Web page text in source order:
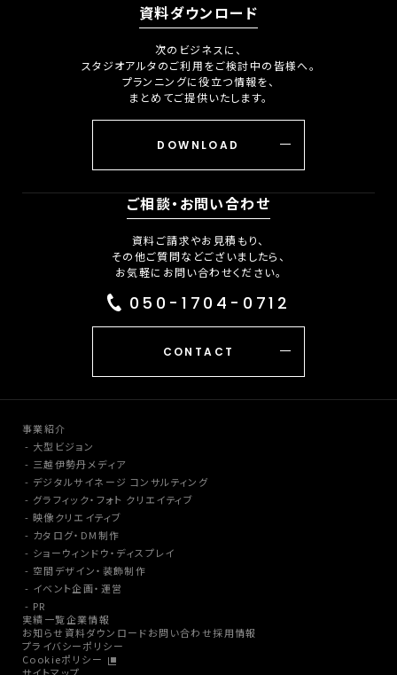
資料ダウンロード
次のビジネスに、
スタジオアルタのご利用をご検討中の皆様へ。
プランニングに役立つ情報を、
まとめてご提供いたします。
DOWNLOAD
ご相談・お問い合わせ
資料ご請求やお見積もり、
その他ご質問などございましたら、
お気軽にお問い合わせください。
050-1704-0712
CONTACT
事業紹介
大型ビジョン
三越伊勢丹メディア
デジタルサイネージ コンサルティング
グラフィック・フォト クリエイティブ
映像クリエイティブ
カタログ・DM制作
ショーウィンドウ・ディスプレイ
空間デザイン・装飾制作
イベント企画・運営
PR
実績一覧企業情報
お知らせ 資料ダウンロードお問い合わせ採用情報
プライバシーポリシー
Cookieポリシー